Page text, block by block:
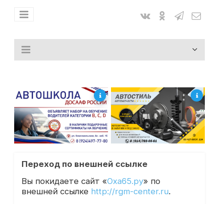
Переход по внешней ссылке
Вы покидаете сайт «Оха65.ру» по
внешней ссылке http://rgm-center.ru.